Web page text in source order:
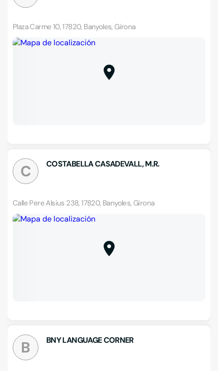
Plaza Carme 10, 17820, Banyoles, Girona
C COSTABELLA CASADEVALL, M.R.
Calle Pere Alsius 238, 17820, Banyoles, Girona
B BNY LANGUAGE CORNER